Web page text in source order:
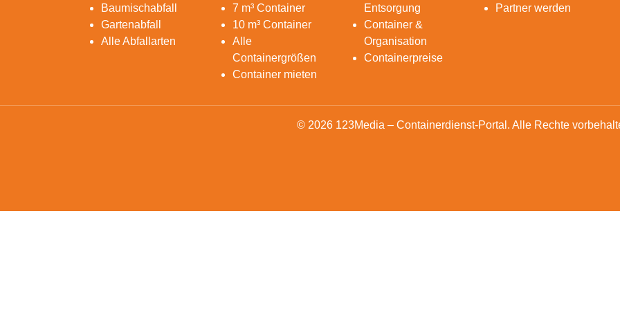
Baumischabfall
Gartenabfall
Alle Abfallarten
7 m³ Container
10 m³ Container
Alle
Containergrößen
Container mieten
Entsorgung
Container &
Organisation
Containerpreise
Partner werden
© 2026 123Media – Containerdienst-Portal. Alle Rechte